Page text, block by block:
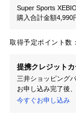
Super Sports
購入合計金額4,990
取得予定ポイント数：
提携クレジット
三井ショッピング
お申し込み完了後
今すぐお申し込み